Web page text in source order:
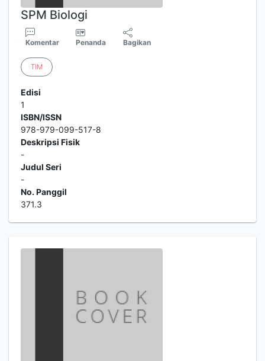
SPM Biologi
Komentar Penanda Bagikan
TIM
Edisi
1
ISBN/ISSN
978-979-099-517-8
Deskripsi Fisik
-
Judul Seri
-
No. Panggil
371.3